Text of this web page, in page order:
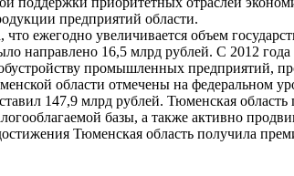
предприятий области.
ежегодно увеличивается объем
направлено 16,5 млрд рублей. С 2012
промышленных предприятий,
области отмечены на федеральном
147,9 млрд рублей. Тюменская
базы, а также активно
Тюменская область получила